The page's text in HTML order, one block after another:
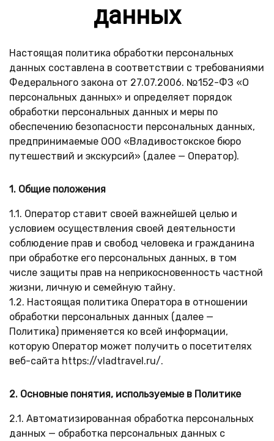
данных
Настоящая политика обработки персональных
данных составлена в соответствии с требованиями
Федерального закона от 27.07.2006. №152-ФЗ «О
персональных данных» и определяет порядок
обработки персональных данных и меры по
обеспечению безопасности персональных данных,
предпринимаемые ООО «Владивостокское бюро
путешествий и экскурсий» (далее — Оператор).
1. Общие положения
1.1. Оператор ставит своей важнейшей целью и
условием осуществления своей деятельности
соблюдение прав и свобод человека и гражданина
при обработке его персональных данных, в том
числе защиты прав на неприкосновенность частной
жизни, личную и семейную тайну.
1.2. Настоящая политика Оператора в отношении
обработки персональных данных (далее —
Политика) применяется ко всей информации,
которую Оператор может получить о посетителях
веб-сайта https://vladtravel.ru/.
2. Основные понятия, используемые в Политике
2.1. Автоматизированная обработка персональных
данных — обработка персональных данных с